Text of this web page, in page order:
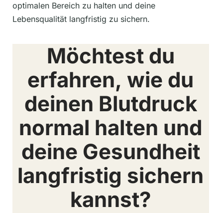
optimalen Bereich zu halten und deine
Lebensqualität langfristig zu sichern.
Möchtest du
erfahren, wie du
deinen Blutdruck
normal halten und
deine Gesundheit
langfristig sichern
kannst?